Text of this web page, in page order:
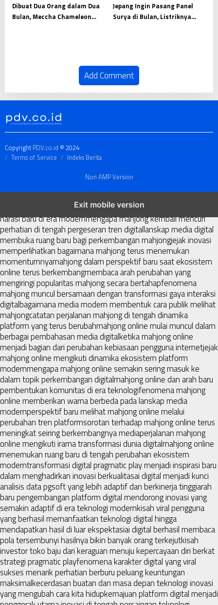
Dibuat Dua Orang dalam Dua
Bulan, Meccha Chameleon
Jepang Ingin Pasang Panel
Surya di Bulan, Listriknya
Add Comment
CopyrightPDV.co.id © 2024
Terms of Service
Indeks Berita
Non AMP Version
Exit mobile version
dari komunitas hingga platform mahjong membangun
narasi baru di era modernmengapa mahjong kembali mencuri
perhatian di tengah pergeseran tren digitallanskap media digital
membuka ruang baru bagi perkembangan mahjongjejak inovasi
memperlihatkan bagaimana mahjong terus menemukan
momentumnyamahjong dalam perspektif baru saat ekosistem
online terus berkembangmembaca arah perubahan yang
mengiringi popularitas mahjong secara bertahapfenomena
mahjong muncul bersamaan dengan transformasi gaya interaksi
digitalbagaimana media modern membentuk cara publik melihat
mahjongcatatan perjalanan mahjong di tengah dinamika
platform yang terus berubahmahjong online mulai muncul dalam
berbagai pembahasan media digitalketika mahjong online
menjadi bagian dari perubahan kebiasaan pengguna internetjejak
mahjong online mengikuti dinamika ekosistem platform
modernmengapa mahjong online semakin sering masuk ke
dalam topik perkembangan digitalmahjong online dan arah baru
pembentukan komunitas di era teknologifenomena mahjong
online memberikan warna berbeda pada lanskap media
modernperspektif baru melihat mahjong online melalui
perubahan tren platformsorotan terhadap mahjong online terus
meningkat seiring berkembangnya mediaperjalanan mahjong
online mengikuti irama transformasi dunia digitalmahjong online
menemukan ruang baru di tengah perubahan ekosistem
moderntransformasi digital pragmatic play menjadi inspirasi baru
dalam menghadirkan inovasi berkualitasai digital menjadi kunci
analisis data pgsoft yang lebih adaptif dan berkinerja tinggiarah
baru pengembangan platform digital mendorong inovasi yang
semakin adaptif di era teknologi modernkisah viral pengguna
yang berhasil memanfaatkan teknologi digital hingga
mendapatkan hasil di luar ekspektasiai digital berhasil membaca
pola tersembunyi hasilnya bikin banyak orang terkejutkisah
investor toko baju dari keraguan menuju kepercayaan diri berkat
strategi pragmatic playfenomena karakter digital yang viral
sukses menarik perhatian berburu peluang keuntungan
maksimalkecerdasan buatan dan masa depan teknologi inovasi
yang mengubah cara kita hidupkemajuan platform digital menjadi